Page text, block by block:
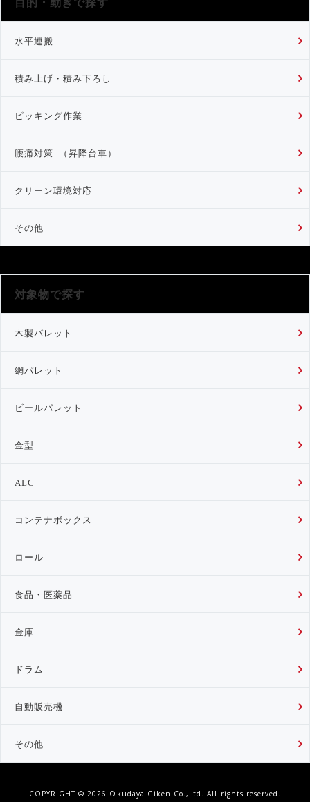
水平運搬
積み上げ・積み下ろし
ピッキング作業
腰痛対策 （昇降台車）
クリーン環境対応
その他
対象物で探す
木製パレット
網パレット
ビールパレット
金型
ALC
コンテナボックス
ロール
食品・医薬品
金庫
ドラム
自動販売機
その他
COPYRIGHT © 2026 Okudaya Giken Co.,Ltd. All rights reserved.